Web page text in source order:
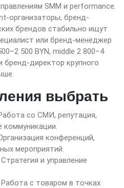
SMM и performance.
организаторы, бренд-
брендов стабильно ищут
или бренд-менеджер
500 BYN, middle 2 800–4
бренд-директор крупного
выбрать
со СМИ, репутация,
коммуникации.
конференций,
мероприятий.
Стратегия и управление
Работа с товаром в точках